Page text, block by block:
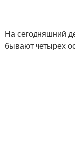
На сегодняшний
бывают четырех